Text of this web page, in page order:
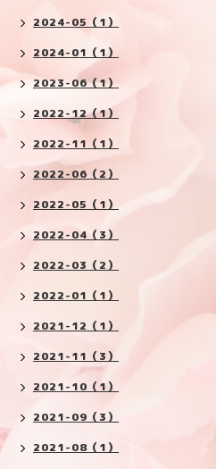
2024-05（1）
2024-01（1）
2023-06（1）
2022-12（1）
2022-11（1）
2022-06（2）
2022-05（1）
2022-04（3）
2022-03（2）
2022-01（1）
2021-12（1）
2021-11（3）
2021-10（1）
2021-09（3）
2021-08（1）